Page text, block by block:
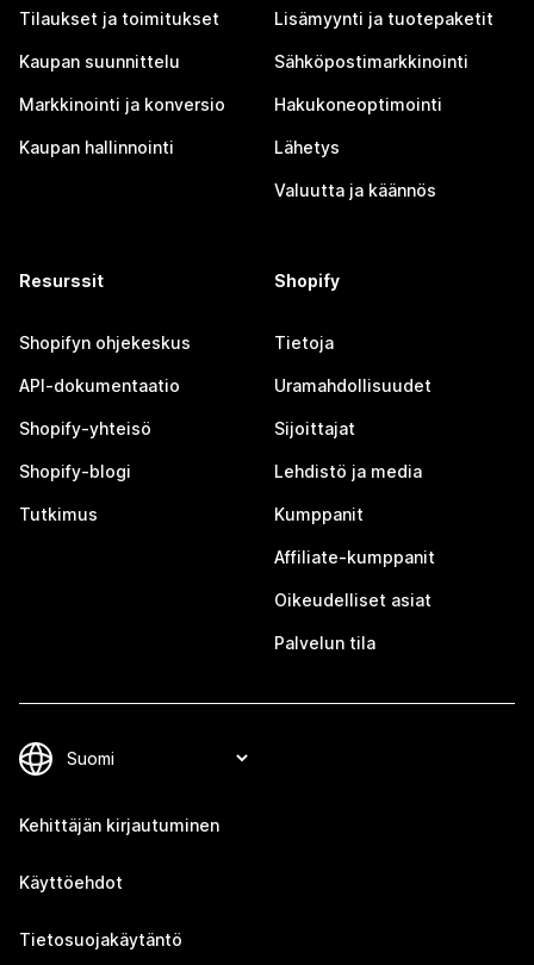
Tilaukset ja toimitukset
Kaupan suunnittelu
Markkinointi ja konversio
Kaupan hallinnointi
Lisämyynti ja tuotepaketit
Sähköpostimarkkinointi
Hakukoneoptimointi
Lähetys
Valuutta ja käännös
Resurssit
Shopifyn ohjekeskus
API-dokumentaatio
Shopify-yhteisö
Shopify-blogi
Tutkimus
Shopify
Tietoja
Uramahdollisuudet
Sijoittajat
Lehdistö ja media
Kumppanit
Affiliate-kumppanit
Oikeudelliset asiat
Palvelun tila
Kehittäjän kirjautuminen
Käyttöehdot
Tietosuojakäytäntö